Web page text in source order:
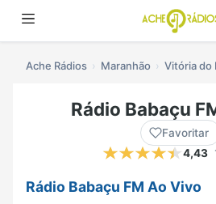
Ache Rádios Maranhão Vitória do
Rádio Babaçu
Favoritar
4,43
Rádio Babaçu FM Ao Vivo